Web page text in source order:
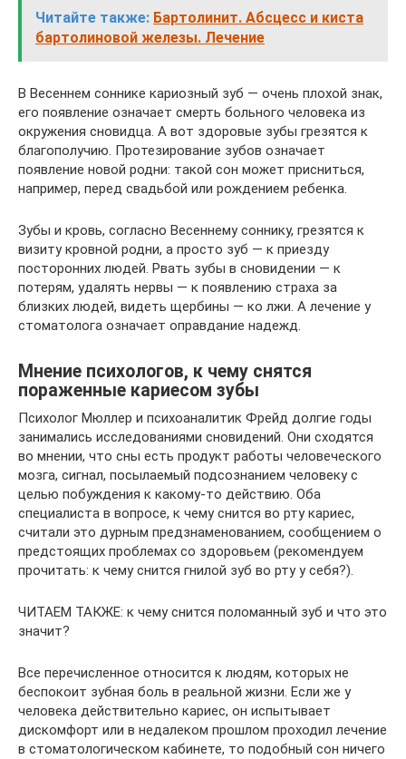
Читайте также: Бартолинит. Абсцесс и киста
бартолиновой железы. Лечение
В Весеннем соннике кариозный зуб — очень плохой знак,
его появление означает смерть больного человека из
окружения сновидца. А вот здоровые зубы грезятся к
благополучию. Протезирование зубов означает
появление новой родни: такой сон может присниться,
например, перед свадьбой или рождением ребенка.
Зубы и кровь, согласно Весеннему соннику, грезятся к
визиту кровной родни, а просто зуб — к приезду
посторонних людей. Рвать зубы в сновидении — к
потерям, удалять нервы — к появлению страха за
близких людей, видеть щербины — ко лжи. А лечение у
стоматолога означает оправдание надежд.
Мнение психологов, к чему снятся
пораженные кариесом зубы
Психолог Мюллер и психоаналитик Фрейд долгие годы
занимались исследованиями сновидений. Они сходятся
во мнении, что сны есть продукт работы человеческого
мозга, сигнал, посылаемый подсознанием человеку с
целью побуждения к какому-то действию. Оба
специалиста в вопросе, к чему снится во рту кариес,
считали это дурным предзнаменованием, сообщением о
предстоящих проблемах со здоровьем (рекомендуем
прочитать: к чему снится гнилой зуб во рту у себя?).
ЧИТАЕМ ТАКЖЕ: к чему снится поломанный зуб и что это
значит?
Все перечисленное относится к людям, которых не
беспокоит зубная боль в реальной жизни. Если же у
человека действительно кариес, он испытывает
дискомфорт или в недалеком прошлом проходил лечение
в стоматологическом кабинете, то подобный сон ничего